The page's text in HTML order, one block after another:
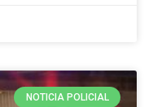
NOTICIA POLICIAL